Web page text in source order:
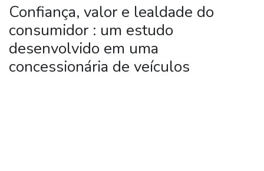
Confiança, valor e lealdade do
consumidor : um estudo
desenvolvido em uma
concessionária de veículos